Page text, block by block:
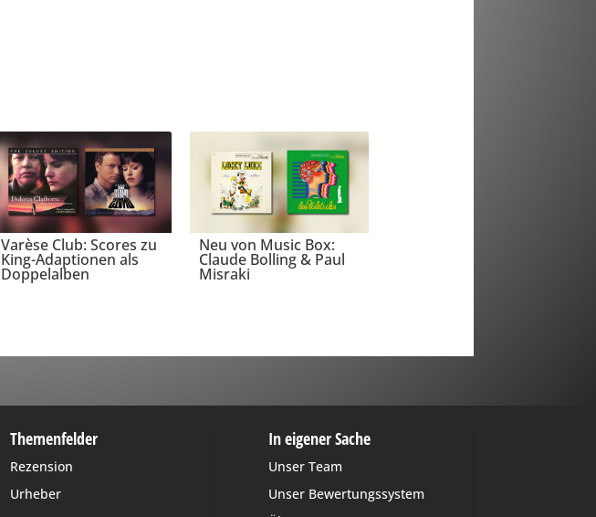
Varèse Club: Scores zu
King-Adaptionen als
Doppelalben
Neu von Music Box:
Claude Bolling & Paul
Misraki
Themenfelder
Rezension
Urheber
In eigener Sache
Unser Team
Unser Bewertungssystem